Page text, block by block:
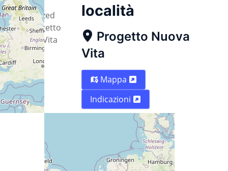
Organized
by Progetto
Nuova Vita
località
Progetto Nuova
Vita
Mappa
Indicazioni